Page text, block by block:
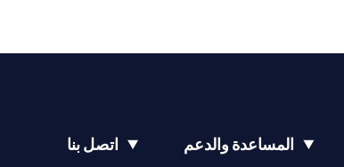
المساعدة والدعم اتصل بنا